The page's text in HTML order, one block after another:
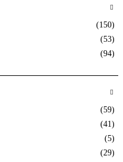
(150)
(53)
(94)
(59)
(41)
(5)
(29)